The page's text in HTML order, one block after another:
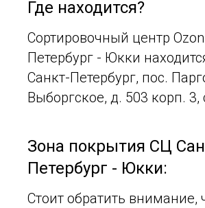
Где находится?
Сортировочный центр
Петербург - Юкки
Санкт-Петербург, пос.
Выборгское, д. 503 корп. 3,
Зона покрытия СЦ
Петербург - Юкки:
Стоит обратить внимание,